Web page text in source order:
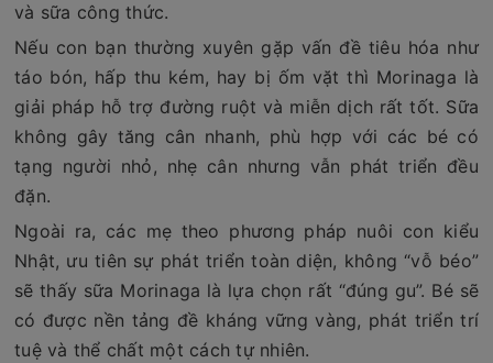
và sữa công thức.
Nếu con bạn thường xuyên gặp vấn đề tiêu hóa như
táo bón, hấp thu kém, hay bị ốm vặt thì Morinaga là
giải pháp hỗ trợ đường ruột và miễn dịch rất tốt. Sữa
không gây tăng cân nhanh, phù hợp với các bé có
tạng người nhỏ, nhẹ cân nhưng vẫn phát triển đều
đặn.
Ngoài ra, các mẹ theo phương pháp nuôi con kiểu
Nhật, ưu tiên sự phát triển toàn diện, không “vỗ béo”
sẽ thấy sữa Morinaga là lựa chọn rất “đúng gu”. Bé sẽ
có được nền tảng đề kháng vững vàng, phát triển trí
tuệ và thể chất một cách tự nhiên.